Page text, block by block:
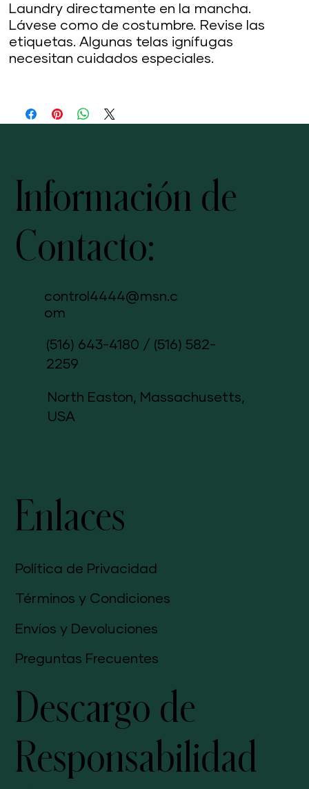
Laundry directamente en la mancha.
Lávese como de costumbre. Revise las
etiquetas. Algunas telas ignífugas
necesitan cuidados especiales.
Información de
Contacto:
control4444@msn.c
om
(516) 643-4180 / (516) 582-
2259
North Easton, Massachusetts,
USA
Descargo de
Responsabilidad
Enlaces
Política de Privacidad
Términos y Condiciones
Envíos y Devoluciones
Preguntas Frecuentes